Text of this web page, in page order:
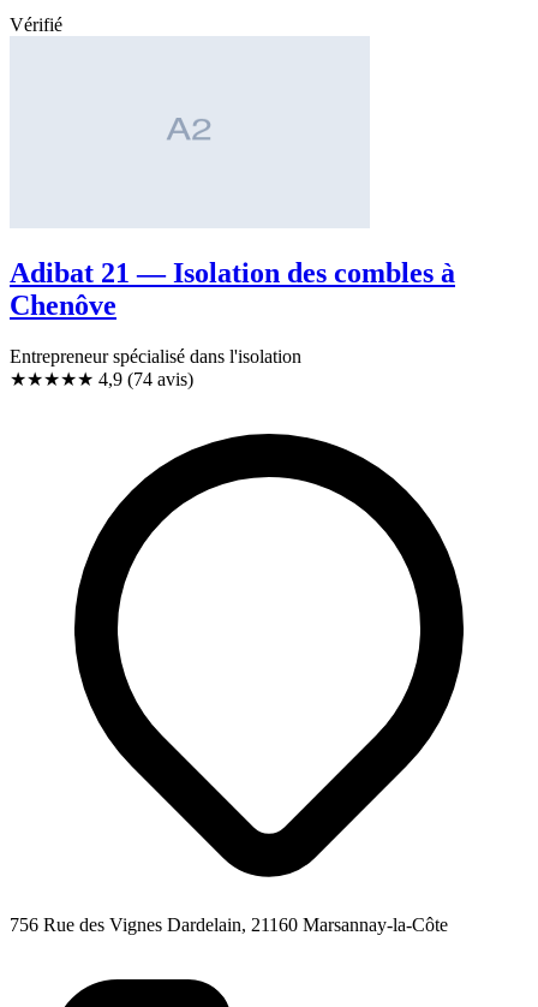
Vérifié
Adibat 21 — Isolation des combles à
Chenôve
Entrepreneur spécialisé dans l'isolation
★★★★★ 4,9 (74 avis)
756 Rue des Vignes Dardelain, 21160 Marsannay-la-Côte